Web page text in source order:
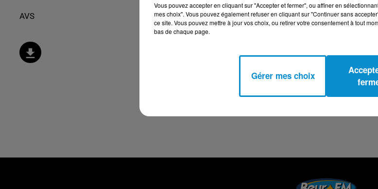
AVS
Vous pouvez accepter en cliquant sur "Accepter et fermer", ou affiner en
mes choix". Vous pouvez également refuser en cliquant sur "Continuer sans
ce site. Vous pouvez mettre à jour vos choix, ou retirer votre consentement à tout
bas de chaque page.
Gérer mes choix